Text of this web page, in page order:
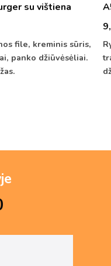
su vištiena
file, kreminis sūris,
panko džiūvėsėliai.